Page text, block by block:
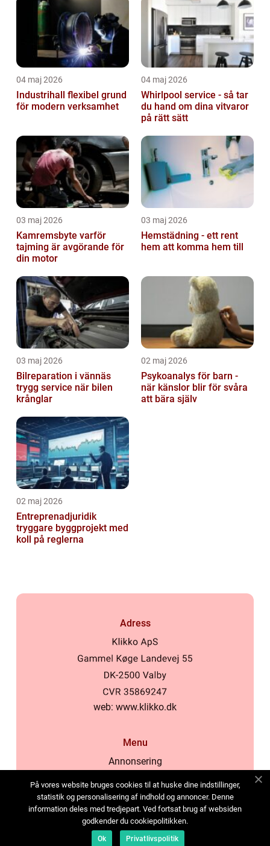
04 maj 2026
Industrihall flexibel grund
för modern verksamhet
04 maj 2026
Whirlpool service - så tar
du hand om dina vitvaror
på rätt sätt
03 maj 2026
Kamremsbyte varför
tajming är avgörande för
din motor
03 maj 2026
Hemstädning - ett rent
hem att komma hem till
03 maj 2026
Bilreparation i vännäs
trygg service när bilen
krånglar
02 maj 2026
Psykoanalys för barn -
när känslor blir för svåra
att bära själv
02 maj 2026
Entreprenadjuridik
tryggare byggprojekt med
koll på reglerna
Adress
web: www.klikko.dk
Menu
Annonsering
Cookies
Kontakta oss
Sitemap
På vores website bruges cookies til at huske dine indstillinger,
statistik og personalisering af indhold og annoncer. Denne
information deles med tredjepart. Ved fortsat brug af websiden
godkender du cookiepolitikken.
Ok Privatlivspolitik